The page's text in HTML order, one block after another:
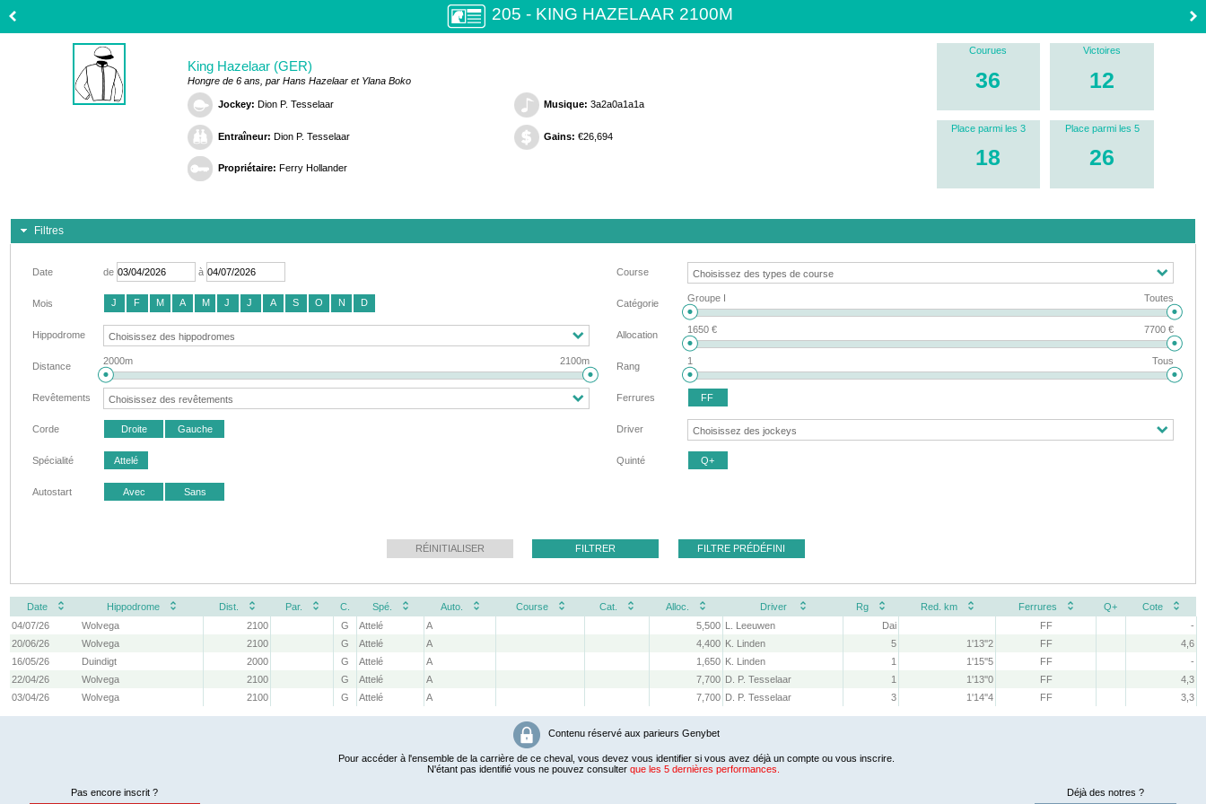
205 - KING HAZELAAR 2100M
King Hazelaar (GER)
Hongre de 6 ans, par Hans Hazelaar et Ylana Boko
Jockey: Dion P. Tesselaar
Entraîneur: Dion P. Tesselaar
Propriétaire: Ferry Hollander
Musique: 3a2a0a1a1a
Gains: €26,694
Courues
36
Victoires
12
Place parmi les 3
18
Place parmi les 5
26
Filtres
Date de à
Mois J F M A M J J A S O N D
Hippodrome
Distance 2000m 2100m
Revêtements
Corde Droite Gauche
Spécialité Attelé
Autostart Avec Sans
Course
Catégorie Groupe I Toutes
Allocation 1650 € 7700 €
Rang 1 Tous
Ferrures FF
Driver
Quinté Q+
RÉINITIALISER FILTRER FILTRE PRÉDÉFINI
Date Hippodrome Dist. Par. C. Spé. Auto. Course Cat. Alloc. Driver Rg Red. km Ferrures Q+
Cote
04/07/26
Wolvega 2100 G Attelé A 5,500 L. Leeuwen Dai FF
-
20/06/26
Wolvega 2100 G Attelé A 4,400 K. Linden 5 1'13''2 FF
4,6
16/05/26
Duindigt 2000 G Attelé A 1,650 K. Linden 1 1'15''5 FF
-
22/04/26
Wolvega 2100 G Attelé A 7,700 D. P. Tesselaar 1 1'13''0 FF
4,3
03/04/26
Wolvega 2100 G Attelé A 7,700 D. P. Tesselaar 3 1'14''4 FF 3,3
Contenu réservé aux parieurs Genybet
Pour accéder à l'ensemble de la carrière de ce cheval, vous devez vous identifier si vous avez déjà un compte ou vous inscrire.
N'étant pas identifié vous ne pouvez consulter que les 5 dernières performances.
Déjà des notres ?
Pas encore inscrit ?